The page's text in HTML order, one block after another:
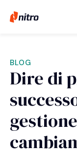
BLOG
Dire di